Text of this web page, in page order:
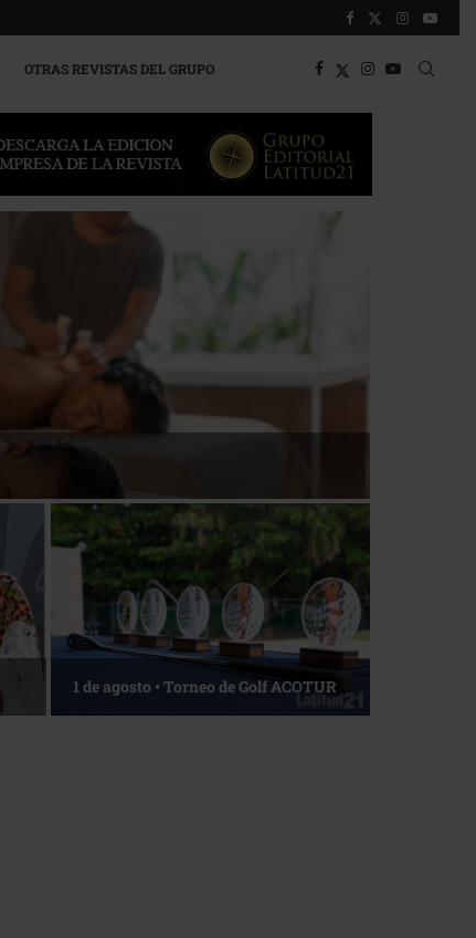
OTRAS REVISTAS DEL GRUPO
1 de agosto • Torneo de Golf ACOTUR